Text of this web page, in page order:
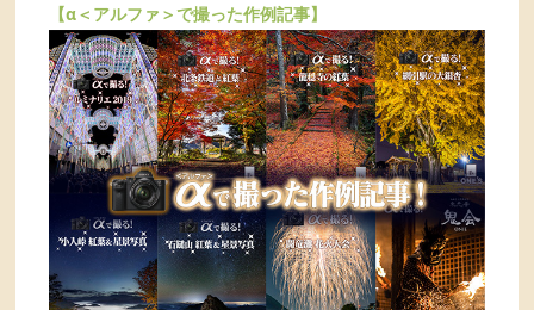
【α＜アルファ＞で撮った作例記事】